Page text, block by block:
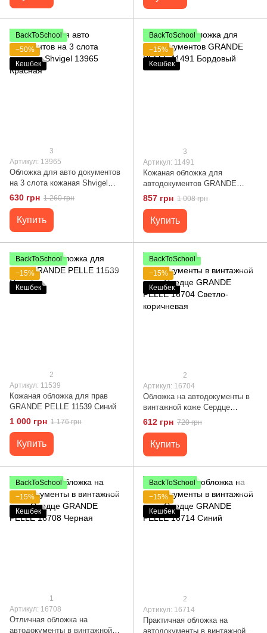
BackToSchool
−50%
Кешбек
3
Артикул: 13965
Обложка для авто документов
на 3 слота кожаная Shvigel
13965 Красная
630 грн 1 260 грн
Купить
BackToSchool
−15%
Кешбек
3
Артикул: 11491
Кожаная обложка для
автодокументов GRANDE
PELLE 11491 Бордовый
857 грн 1 008 грн
Купить
BackToSchool
−15%
Кешбек
2
Артикул: 11539
Кожаная обложка для прав
GRANDE PELLE 11539 Синий
1 000 грн 1 176 грн
Купить
BackToSchool
−15%
Кешбек
2
Артикул: 16704
Обложка на автодокументы в
винтажной коже Сердце
GRANDE PELLE 16704 Светло-
коричневая
612 грн 720 грн
Купить
BackToSchool
−15%
Кешбек
1
Артикул: 16708
Отличная обложка на
автодокументы в винтажной
BackToSchool
−15%
Кешбек
2
Артикул: 16714
Практичная обложка на
автодокументы в винтажной